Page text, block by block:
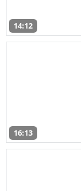
14:12
16:13